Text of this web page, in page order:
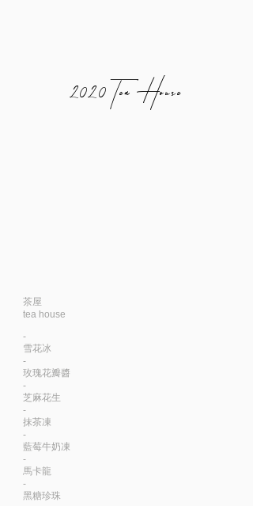
2020 Tea House
茶屋
tea house
-
雪花冰
-
玫瑰花瓣醬
-
芝麻花生
-
抹茶凍
-
藍莓牛奶凍
-
馬卡龍
-
黑糖珍珠